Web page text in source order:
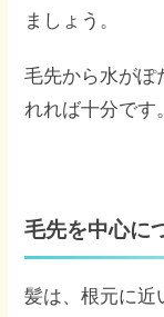
ましょう。
毛先から水がぽ
れれば十分です。
毛先を中心に
髪は、根元に近